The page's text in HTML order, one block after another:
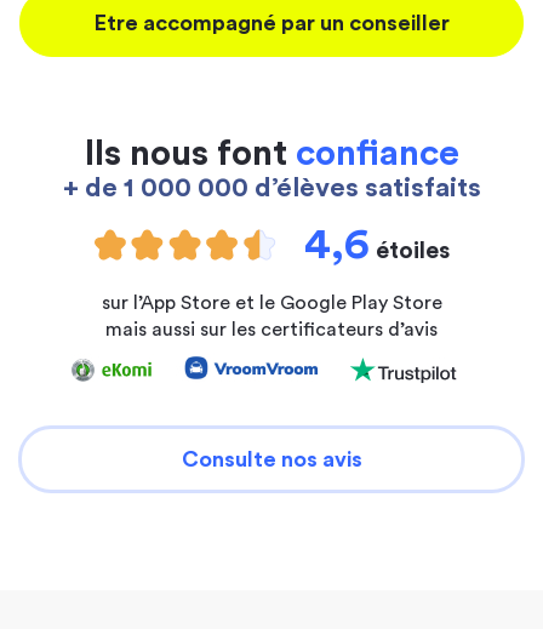
Etre accompagné par un conseiller
Ils nous font confiance
+ de 1 000 000 d’élèves satisfaits
4,6 étoiles
sur l’App Store et le Google Play Store
mais aussi sur les certificateurs d’avis
Consulte nos avis